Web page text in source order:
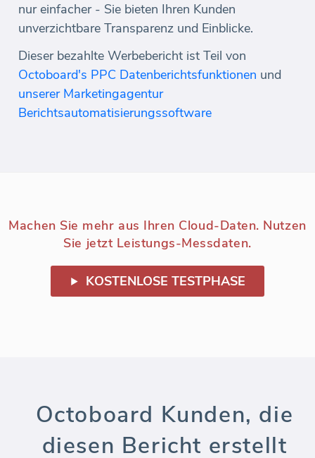
nur einfacher - Sie bieten Ihren Kunden
unverzichtbare Transparenz und Einblicke.
Dieser bezahlte Werbebericht ist Teil von
Octoboard's PPC Datenberichtsfunktionen und
unserer Marketingagentur
Berichtsautomatisierungssoftware
Machen Sie mehr aus Ihren Cloud-Daten. Nutzen
Sie jetzt Leistungs-Messdaten.
KOSTENLOSE TESTPHASE
Octoboard Kunden, die
diesen Bericht erstellt